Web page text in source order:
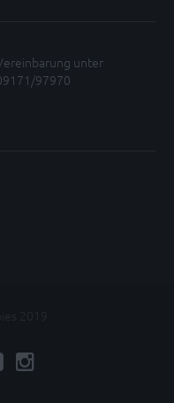
unter
97970